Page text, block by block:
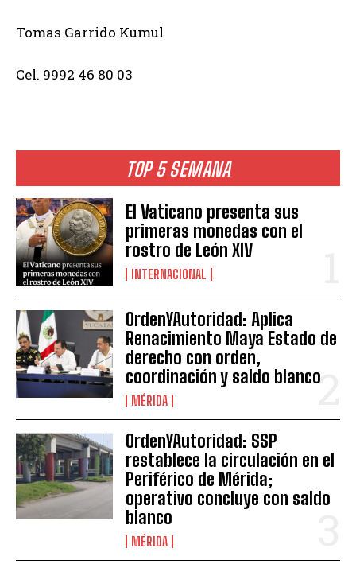
TOP 5 SEMANA
El Vaticano presenta sus
primeras monedas con el
rostro de León XIV
INTERNACIONAL
OrdenYAutoridad: Aplica
Renacimiento Maya Estado de
derecho con orden,
coordinación y saldo blanco
MÉRIDA
OrdenYAutoridad: SSP
restablece la circulación en el
Periférico de Mérida;
operativo concluye con saldo
blanco
MÉRIDA
Tomas Garrido Kumul
Cel. 9992 46 80 03